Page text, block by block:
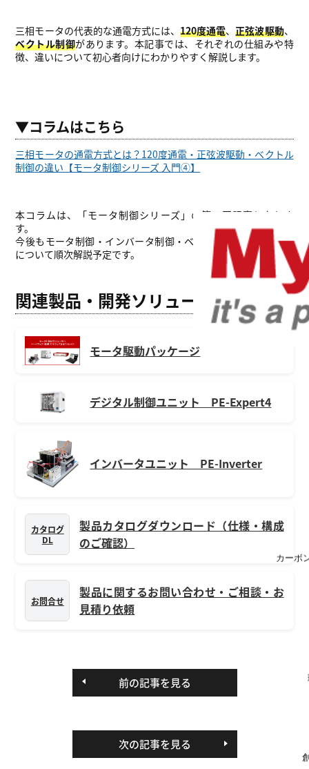
カーボ
三相モータの代表的な通電方式には、120度通電、正弦波駆動、
ベクトル制御があります。本記事では、それぞれの仕組みや特
徴、違いについて初心者向けにわかりやすく解説します。
▼コラムはこちら
三相モータの通電方式とは？120度通電・正弦波駆動・ベクトル
制御の違い【モータ制御シリーズ 入門④】
本コラムは、「モータ制御シリーズ」の第三回記事となりま
す。
今後もモータ制御・インバータ制御・ベクトル制御の基礎知識
について順次解説予定です。
関連製品・開発ソリューション
モータ駆動パッケージ
デジタル制御ユニット PE-Expert4
インバータユニット PE-Inverter
カタログ
DL
製品カタログダウンロード（仕様・構成
のご確認）
お問合せ
製品に関するお問い合わせ・ご相談・お
見積り依頼
前の記事を見る
次の記事を見る